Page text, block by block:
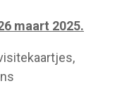
maart 2025.